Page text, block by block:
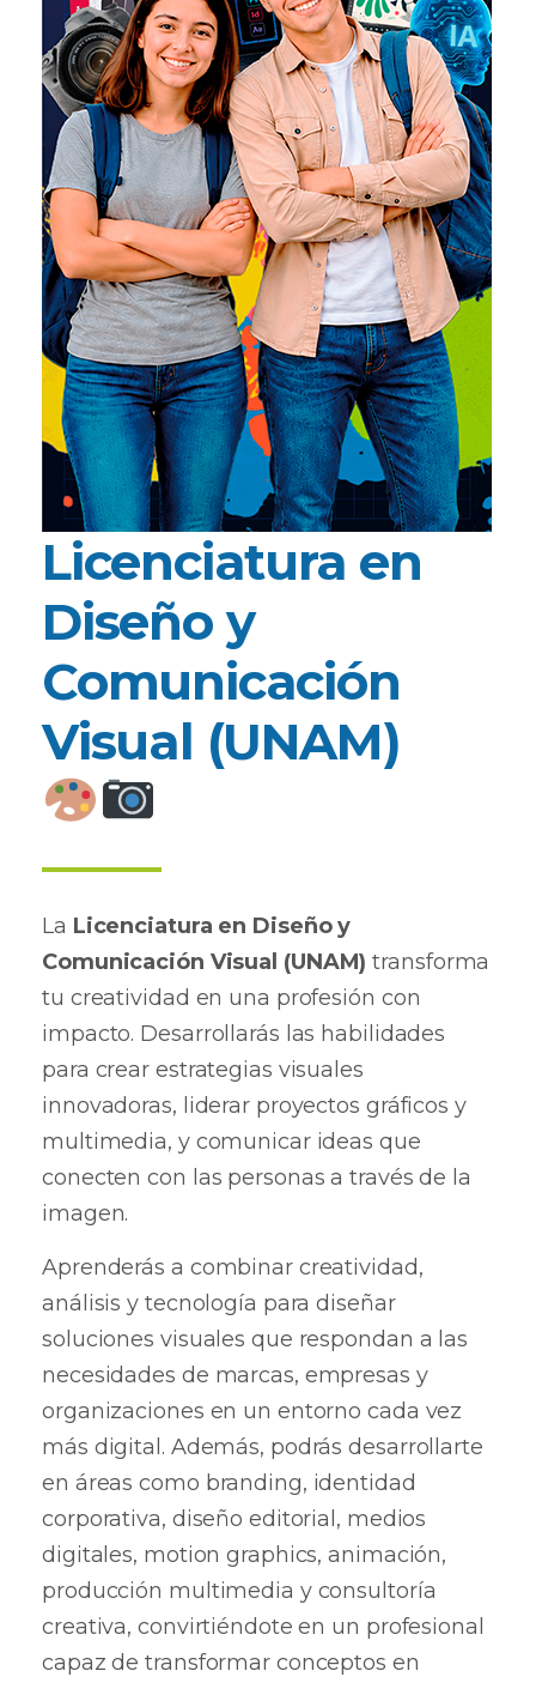
Licenciatura en
Diseño y
Comunicación
Visual (UNAM)
La Licenciatura en Diseño y
Comunicación Visual (UNAM) transforma
tu creatividad en una profesión con
impacto. Desarrollarás las habilidades
para crear estrategias visuales
innovadoras, liderar proyectos gráficos y
multimedia, y comunicar ideas que
conecten con las personas a través de la
imagen.
Aprenderás a combinar creatividad,
análisis y tecnología para diseñar
soluciones visuales que respondan a las
necesidades de marcas, empresas y
organizaciones en un entorno cada vez
más digital. Además, podrás desarrollarte
en áreas como branding, identidad
corporativa, diseño editorial, medios
digitales, motion graphics, animación,
producción multimedia y consultoría
creativa, convirtiéndote en un profesional
capaz de transformar conceptos en